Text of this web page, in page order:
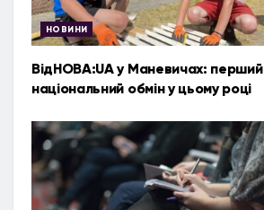
НОВИНИ
ВідНОВА:UA у Маневичах: перший
національний обмін у цьому році